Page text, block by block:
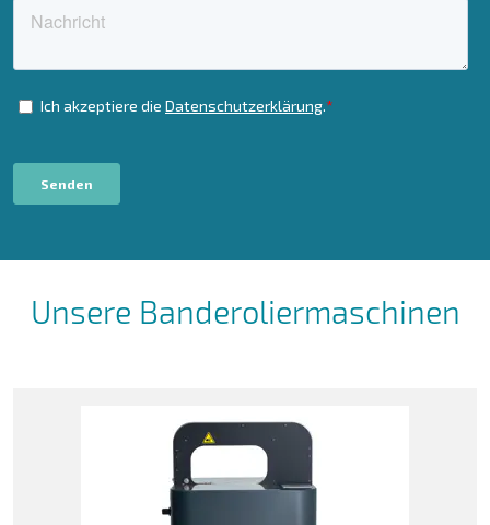
Unsere Banderoliermaschinen